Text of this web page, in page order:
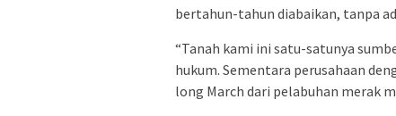
bertahun-tahun diabaikan, tanpa
“Tanah kami ini satu-satunya
hukum. Sementara perusahaan
long March dari pelabuhan merak